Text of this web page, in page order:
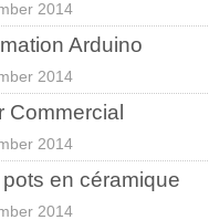
2014
Arduino
2014
Commercial
2014
en céramique
2014